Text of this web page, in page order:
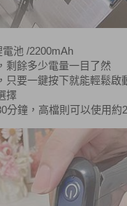
電池 /2200mAh
剩餘多少電量一目了然
只要一鍵按下就能輕鬆啟
擇
分鐘，高檔則可以使用約